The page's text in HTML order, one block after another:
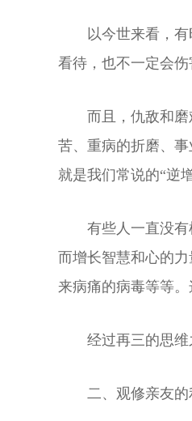
以今世来看，
看待，也不一定会
而且，仇敌和
苦、重病的折磨、
就是我们常说的“逆
有些人一直没
而增长智慧和心的
来病痛的病毒等等。
经过再三的思
二、观修亲友的